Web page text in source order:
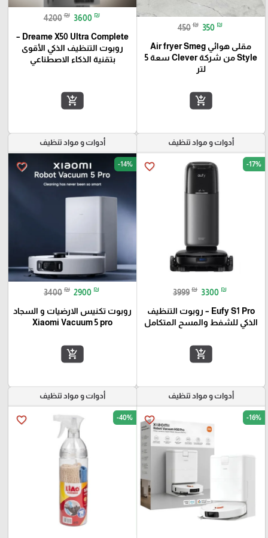
450 ₪ 350 ₪
مقلى هوائي Air fryer Smeg
Style من شركة Clever سعة 5
لتر
add_shopping_cart
4200 ₪ 3600 ₪
Dreame X50 Ultra Complete –
روبوت التنظيف الذكي الأقوى
بتقنية الذكاء الاصطناعي
add_shopping_cart
أدوات و مواد تنظيف
favorite_border -17%
3999 ₪ 3300 ₪
Eufy S1 Pro – روبوت التنظيف
الذكي للشفط والمسح المتكامل
add_shopping_cart
أدوات و مواد تنظيف
favorite_border -14%
3400 ₪ 2900 ₪
روبوت تكنيس الارضيات و السجاد
Xiaomi Vacuum 5 pro
add_shopping_cart
أدوات و مواد تنظيف
favorite_border -16%
أدوات و مواد تنظيف
favorite_border -40%